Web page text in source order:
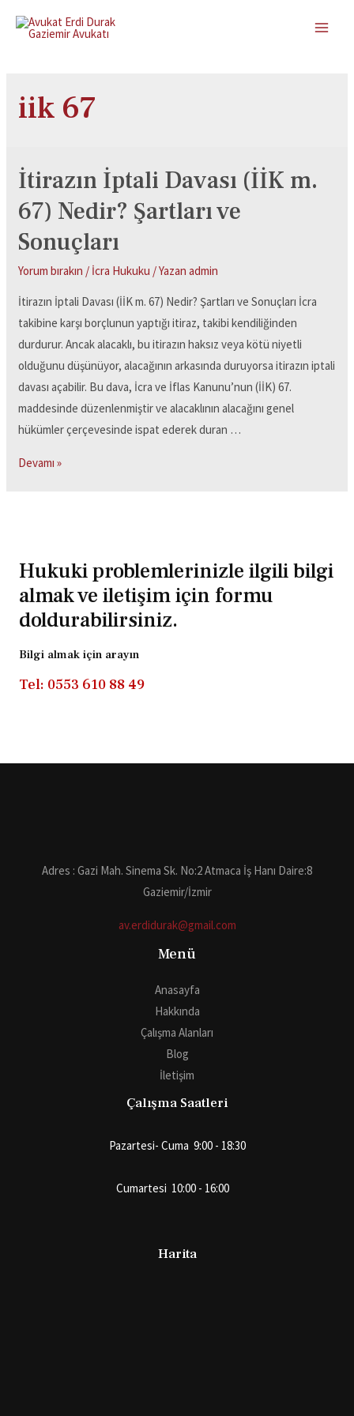
iik 67
İtirazın İptali Davası (İİK m.
67) Nedir? Şartları ve
Sonuçları
Yorum bırakın / İcra Hukuku / Yazan admin
İtirazın İptali Davası (İİK m. 67) Nedir? Şartları ve Sonuçları İcra
takibine karşı borçlunun yaptığı itiraz, takibi kendiliğinden
durdurur. Ancak alacaklı, bu itirazın haksız veya kötü niyetli
olduğunu düşünüyor, alacağının arkasında duruyorsa itirazın iptali
davası açabilir. Bu dava, İcra ve İflas Kanunu’nun (İİK) 67.
maddesinde düzenlenmiştir ve alacaklının alacağını genel
hükümler çerçevesinde ispat ederek duran …
Devamı »
Hukuki problemlerinizle ilgili bilgi
almak ve iletişim için formu
doldurabilirsiniz.
Bilgi almak için arayın
Tel: 0553 610 88 49
Adres : Gazi Mah. Sinema Sk. No:2 Atmaca İş Hanı Daire:8
Gaziemir/İzmir
av.erdidurak@gmail.com
Menü
Anasayfa
Hakkında
Çalışma Alanları
Blog
İletişim
Çalışma Saatleri
Pazartesi- Cuma 9:00 - 18:30
Cumartesi 10:00 - 16:00
Harita